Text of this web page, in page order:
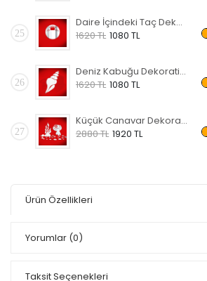
25
Daire İçindeki Taç Dekoratif Kırılmaz Ayna
1620 TL 1080 TL
26
Deniz Kabuğu Dekoratif Kırılmaz Ayna
1620 TL 1080 TL
27
Küçük Canavar Dekoratif Kırılmaz Ayna
2880 TL 1920 TL
Ürün Özellikleri
Yorumlar (0)
Taksit Seçenekleri